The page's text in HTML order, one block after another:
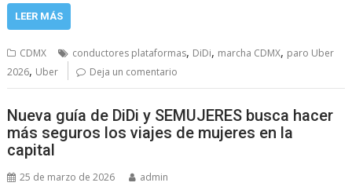
LEER MÁS
CDMX conductores plataformas, DiDi, marcha CDMX, paro Uber
2026, Uber Deja un comentario
Nueva guía de DiDi y SEMUJERES busca hacer
más seguros los viajes de mujeres en la
capital
25 de marzo de 2026 admin